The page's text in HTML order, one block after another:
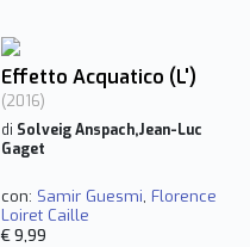
Effetto Acquatico (L')
(2016)
di Solveig Anspach,Jean-Luc
Gaget
con: Samir Guesmi, Florence
Loiret Caille
€ 9,99